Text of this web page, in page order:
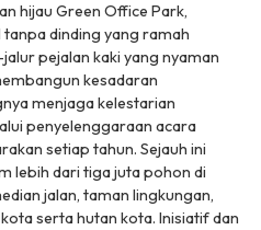
hijau Green Office Park,
dinding yang ramah
jalur pejalan kaki yang nyaman
kesadaran
menjaga kelestarian
penyelenggaraan acara
setiap tahun. Sejauh ini
lebih dari tiga juta pohon di
jalan, taman lingkungan,
serta hutan kota. Inisiatif dan